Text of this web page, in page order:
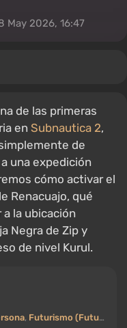
May 2026, 16:47
de las primeras
en Subnautica 2,
de
una expedición
cómo activar el
Renacuajo, qué
la ubicación
Negra de Zip y
de nivel Kurul.
, Futurismo (Futuro)